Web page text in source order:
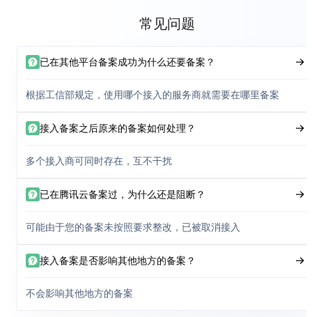
常见问题
已在其他平台备案成功为什么还要备案？
根据工信部规定，使用哪个接入的服务商就需要在哪里备案
接入备案之后原来的备案如何处理？
多个接入商可同时存在，互不干扰
已在腾讯云备案过，为什么还是阻断？
可能由于您的备案未按照要求整改，已被取消接入
接入备案是否影响其他地方的备案？
不会影响其他地方的备案